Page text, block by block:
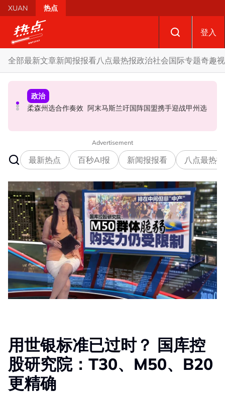
Skip to main content
XUAN 热点
登入
全部最新文章新闻报报看八点最热报政治社会国际专题奇趣
政治
柔森州选合作奏效 阿末马斯兰吁国阵国盟携手迎战甲州选
财经
SST成华商远离希盟因素？ 阿末马斯兰：华裔商家更倾向
社会
摩托车况欠佳、骑士疲劳肇祸 RXZ主办方否认非法飙车引
Advertisement
最新热点 百秒AI报 新闻报报看 八点最热报
用世银标准已过时？ 国库控
股研究院：T30、M50、B20
更精确